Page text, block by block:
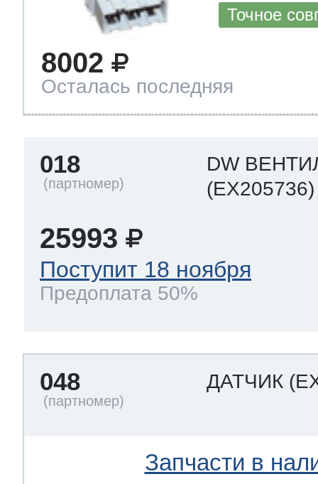
Точное
8002
Осталась последняя
018
DW
(EX205736)
25993
Поступит 18 ноября
Предоплата 50%
048 ДАТЧИК
Запчасти в